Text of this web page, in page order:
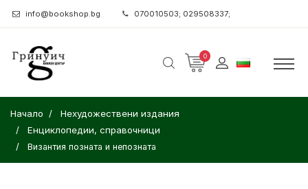
info@bookshop.bg 070010503; 029508337;
0
Начало
Нехудожествени издания
Енциклопедии, справочници
Византия позната и непозната